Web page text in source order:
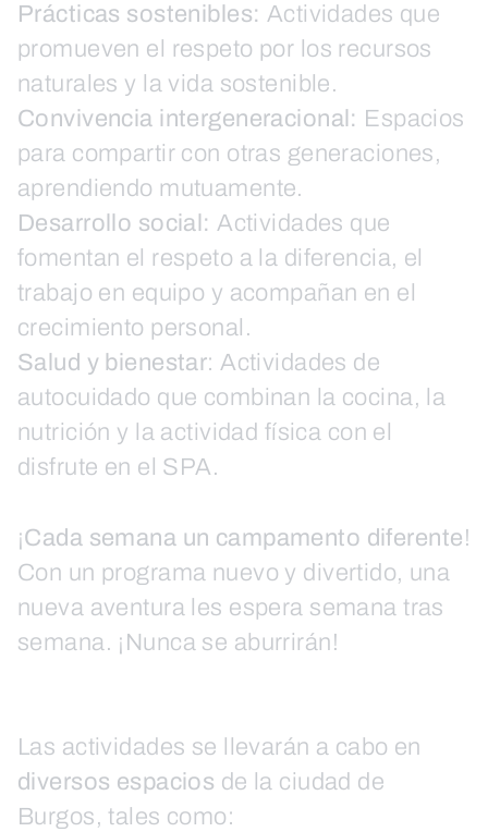
Prácticas sostenibles: Actividades que
promueven el respeto por los recursos
naturales y la vida sostenible.
Convivencia intergeneracional: Espacios
para compartir con otras generaciones,
aprendiendo mutuamente.
Desarrollo social: Actividades que
fomentan el respeto a la diferencia, el
trabajo en equipo y acompañan en el
crecimiento personal.
Salud y bienestar: Actividades de
autocuidado que combinan la cocina, la
nutrición y la actividad física con el
disfrute en el SPA.
¡Cada semana un campamento diferente!
Con un programa nuevo y divertido, una
nueva aventura les espera semana tras
semana. ¡Nunca se aburrirán!
Las actividades se llevarán a cabo en
diversos espacios de la ciudad de
Burgos, tales como: